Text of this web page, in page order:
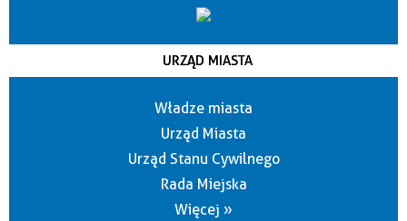
URZĄD MIASTA
Władze miasta
Urząd Miasta
Urząd Stanu Cywilnego
Rada Miejska
Więcej »